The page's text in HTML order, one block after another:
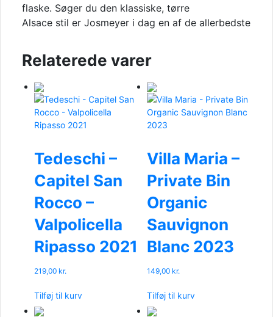
flaske. Søger du den klassiske, tørre
Alsace stil er Josmeyer i dag en af de allerbedste
Relaterede varer
Tedeschi –
Capitel San
Rocco –
Valpolicella
Ripasso 2021
219,00 kr.
Tilføj til kurv
Villa Maria –
Private Bin
Organic
Sauvignon
Blanc 2023
149,00 kr.
Tilføj til kurv